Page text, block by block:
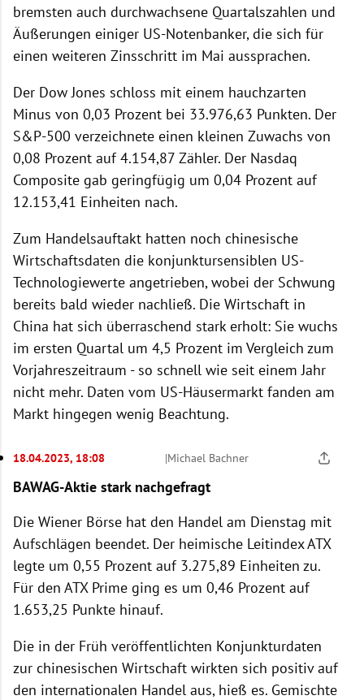
bremsten auch durchwachsene Quartalszahlen und
Äußerungen einiger US-Notenbanker, die sich für
einen weiteren Zinsschritt im Mai aussprachen.
Der Dow Jones schloss mit einem hauchzarten
Minus von 0,03 Prozent bei 33.976,63 Punkten. Der
S&P-500 verzeichnete einen kleinen Zuwachs von
0,08 Prozent auf 4.154,87 Zähler. Der Nasdaq
Composite gab geringfügig um 0,04 Prozent auf
12.153,41 Einheiten nach.
Zum Handelsauftakt hatten noch chinesische
Wirtschaftsdaten die konjunktursensiblen US-
Technologiewerte angetrieben, wobei der Schwung
bereits bald wieder nachließ. Die Wirtschaft in
China hat sich überraschend stark erholt: Sie wuchs
im ersten Quartal um 4,5 Prozent im Vergleich zum
Vorjahreszeitraum - so schnell wie seit einem Jahr
nicht mehr. Daten vom US-Häusermarkt fanden am
Markt hingegen wenig Beachtung.
18.04.2023, 18:08 |Michael Bachner
BAWAG-Aktie stark nachgefragt
Die Wiener Börse hat den Handel am Dienstag mit
Aufschlägen beendet. Der heimische Leitindex ATX
legte um 0,55 Prozent auf 3.275,89 Einheiten zu.
Für den ATX Prime ging es um 0,46 Prozent auf
1.653,25 Punkte hinauf.
Die in der Früh veröffentlichten Konjunkturdaten
zur chinesischen Wirtschaft wirkten sich positiv auf
den internationalen Handel aus, hieß es. Gemischte